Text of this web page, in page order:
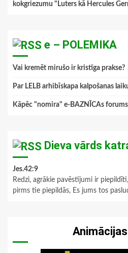
kokgriezumu "Luters kā Hercules
e – POLEMIKA
Vai kremēt mirušo ir kristīga prakse?
Par LELB arhibīskapa kalpošanas
Kāpēc "nomira" e-BAZNĪCAs
Dieva vārds
Jes.42:9
Redzi, agrākie pavēstījumi ir
pirms tie piepildās, Es jums tos